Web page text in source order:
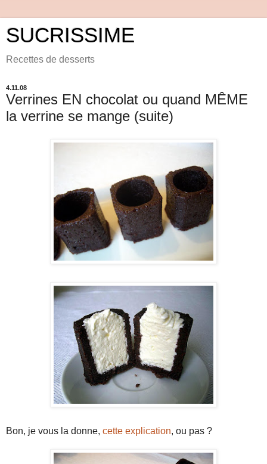
SUCRISSIME
Recettes de desserts
4.11.08
Verrines EN chocolat ou quand MÊME
la verrine se mange (suite)
Bon, je vous la donne, cette explication, ou pas ?